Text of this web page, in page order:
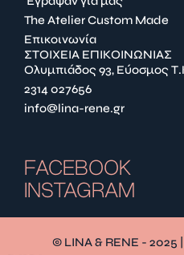
The Atelier Custom Made
Επικοινωνία
ΣΤΟΙΧΕΙΑ ΕΠΙΚΟΙΝΩΝΙΑΣ
Ολυμπιάδος 93, Εύοσμος
2314 027656
info@lina-rene.gr
FACEBOOK
INSTAGRAM
© LINA & RENE - 2025